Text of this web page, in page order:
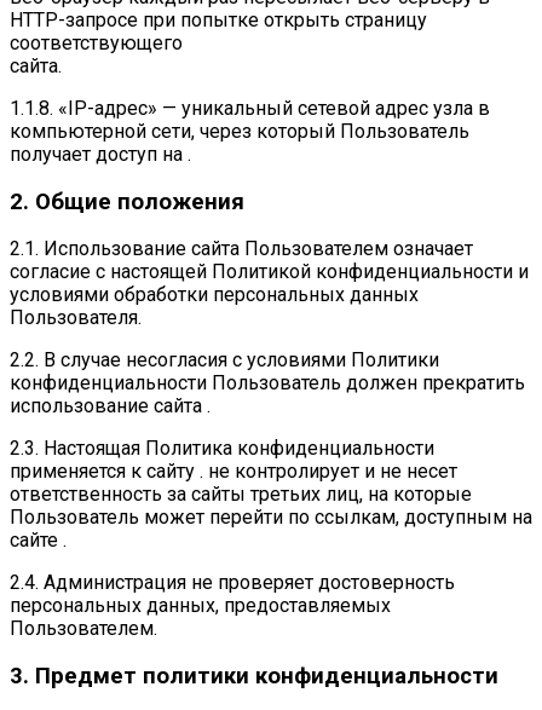
HTTP-запросе при попытке открыть страницу
соответствующего
сайта.
1.1.8. «IP-адрес» — уникальный сетевой адрес узла в
компьютерной сети, через который Пользователь
получает доступ на .
2. Общие положения
2.1. Использование сайта Пользователем означает
согласие с настоящей Политикой конфиденциальности и
условиями обработки персональных данных
Пользователя.
2.2. В случае несогласия с условиями Политики
конфиденциальности Пользователь должен прекратить
использование сайта .
2.3. Настоящая Политика конфиденциальности
применяется к сайту . не контролирует и не несет
ответственность за сайты третьих лиц, на которые
Пользователь может перейти по ссылкам, доступным на
сайте .
2.4. Администрация не проверяет достоверность
персональных данных, предоставляемых
Пользователем.
3. Предмет политики конфиденциальности